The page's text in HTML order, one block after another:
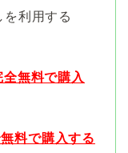
を利用する
全無料で購入
料で購入する